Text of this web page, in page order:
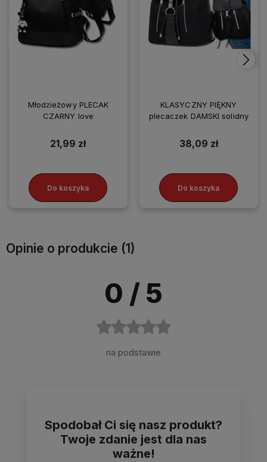
Młodzieżowy PLECAK
CZARNY love
21,99 zł
Do koszyka
KLASYCZNY PIĘKNY
plecaczek DAMSKI solidny
38,09 zł
Do koszyka
Opinie o produkcie (1)
0 / 5
na podstawie
Spodobał Ci się nasz produkt?
Twoje zdanie jest dla nas
ważne!